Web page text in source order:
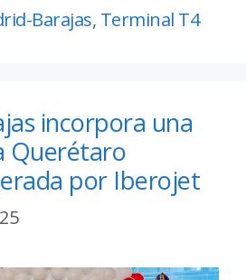
Barajas, Terminal T4
incorpora una
Querétaro
por Iberojet